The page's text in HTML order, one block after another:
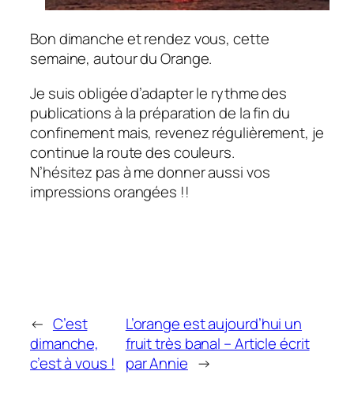
Bon dimanche et rendez vous, cette
semaine, autour du Orange.
Je suis obligée d’adapter le rythme des
publications à la préparation de la fin du
confinement mais, revenez régulièrement, je
continue la route des couleurs.
N’hésitez pas à me donner aussi vos
impressions orangées !!
← C’est
dimanche,
c’est à vous !
L’orange est aujourd’hui un
fruit très banal – Article écrit
par Annie →